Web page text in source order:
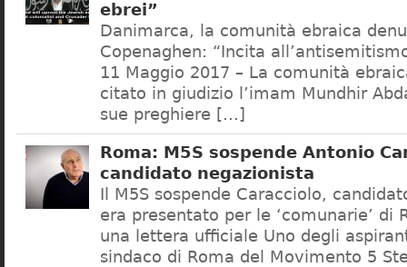
ebrei”
Danimarca, la comunità ebraica
Copenaghen: “Incita
11 Maggio 2017 – La comunità
citato in giudizio l’imam Mundhir
sue preghiere […]
Roma: M5S sospende Antonio
candidato negazionista
Il M5S sospende Caracciolo,
era presentato per le ‘comunarie’ di
una lettera ufficiale Uno degli
sindaco di Roma del Movimento 5